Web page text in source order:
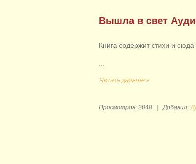
Вышла в свет
Книга содержит стихи и
...
Читать дальше »
Просмотров: 2048 Добавил: